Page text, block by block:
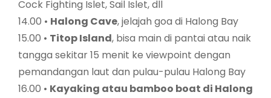
Cock Fighting Islet, Sail Islet, dll
14.00 • Halong Cave, jelajah goa di Halong Bay
15.00 • Titop Island, bisa main di pantai atau naik
tangga sekitar 15 menit ke viewpoint dengan
pemandangan laut dan pulau-pulau Halong Bay
16.00 • Kayaking atau bamboo boat di Halong